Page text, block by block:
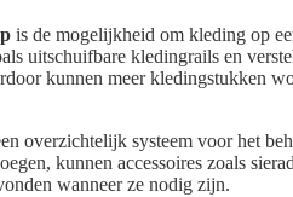
is de mogelijkheid om kleding op
uitschuifbare kledingrails en
kunnen meer kledingstukken
overzichtelijk systeem voor het
kunnen accessoires zoals
wanneer ze nodig zijn.